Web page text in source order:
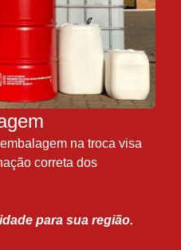
na troca visa
correta dos
para sua região.